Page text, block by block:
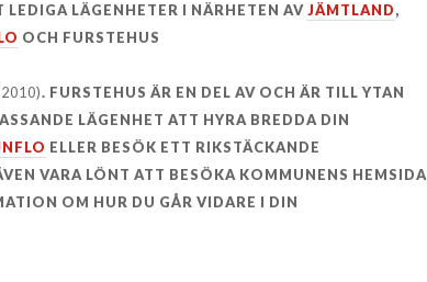
LEDIGA LÄGENHETER I NÄRHETEN AVJÄMTLAND,
OCH FURSTEHUS
. FURSTEHUS ÄR EN DEL AV OCH ÄR TILL YTAN
LÄGENHET ATT HYRA BREDDA DIN
ELLER BESÖK ETT RIKSTÄCKANDE
VARA LÖNT ATT BESÖKA KOMMUNENS HEMSIDA
OM HUR DU GÅR VIDARE I DIN